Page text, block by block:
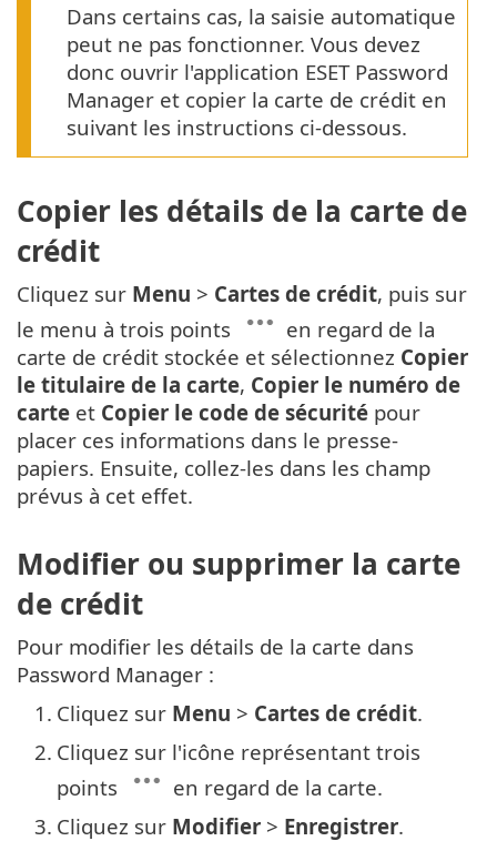
Dans certains cas, la saisie automatique
peut ne pas fonctionner. Vous devez
donc ouvrir l'application ESET Password
Manager et copier la carte de crédit en
suivant les instructions ci-dessous.
Copier les détails de la carte de
crédit
Cliquez sur Menu > Cartes de crédit, puis sur
le menu à trois points
en regard de la
carte de crédit stockée et sélectionnez Copier
le titulaire de la carte, Copier le numéro de
carte et Copier le code de sécurité pour
placer ces informations dans le presse-
papiers. Ensuite, collez-les dans les champ
prévus à cet effet.
Modifier ou supprimer la carte
de crédit
Pour modifier les détails de la carte dans
Password Manager :
1. Cliquez sur Menu > Cartes de crédit.
2. Cliquez sur l'icône représentant trois
points
en regard de la carte.
3. Cliquez sur Modifier > Enregistrer.